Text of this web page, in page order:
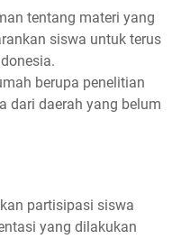
tentang materi yang
siswa untuk terus
berupa penelitian
dari daerah yang belum
partisipasi siswa
yang dilakukan